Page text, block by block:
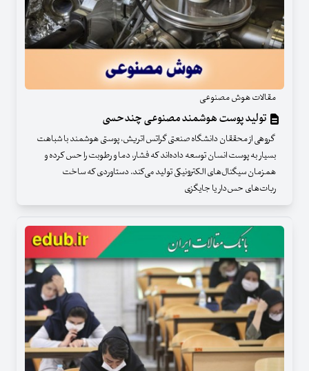
مقالات هوش مصنوعی
تولید پوست هوشمند مصنوعی چندحسی
گروهی از محققان دانشگاه صنعتی گراتس اتریش، پوستی هوشمند با شباهت
بسیار به پوست انسان توسعه داده‌اند که فشار، دما و رطوبت را حس کرده و
همزمان سیگنال‌های الکترونیکی تولید می‌کند. دستاوردی که ساخت
ربات‌های حس‌دار یا جایگزی